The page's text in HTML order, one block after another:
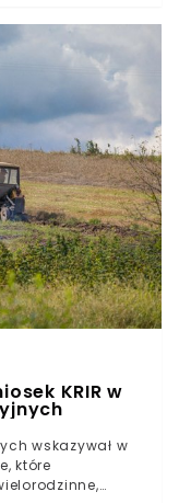
materiału
z ilością
zastosować
przed
się
KRIR.
wideo:
w
na środowiska i
KRIR w
wskazywał w
które